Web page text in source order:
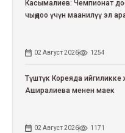
Касымалиев: Чемпионат
чыңдоо үчүн маанилүү эл
02 Август 2026 1254
Түштүк Кореяда
Аширалиева менен маек
02 Август 2026 1171